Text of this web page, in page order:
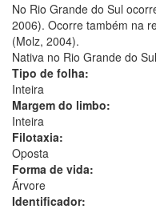
No Rio Grande do Sul
2006). Ocorre também na
(Molz, 2004).
Nativa no Rio Grande do
Tipo de folha:
Inteira
Margem do limbo:
Inteira
Filotaxia:
Oposta
Forma de vida:
Árvore
Identificador: